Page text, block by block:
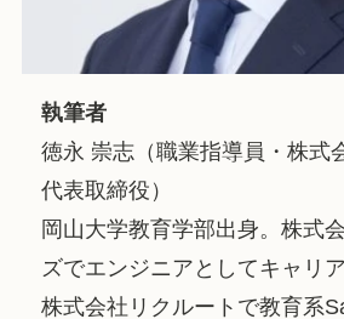
執筆者
徳永 崇志（職業指導員・株式
代表取締役）
岡山大学教育学部出身。株式
ズでエンジニアとしてキャリ
株式会社リクルートで教育系